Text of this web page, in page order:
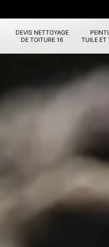
DEVIS NETTOYAGE
DE TOITURE 16
TUILE ET